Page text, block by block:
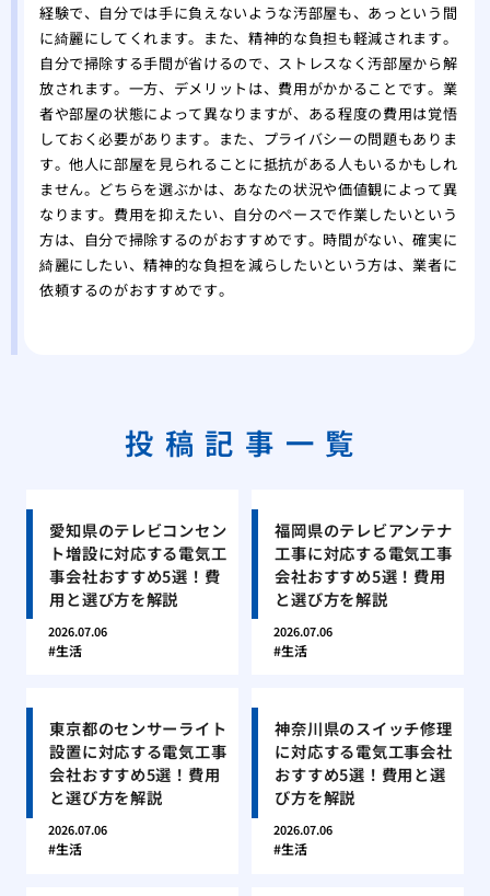
経験で、自分では手に負えないような汚部屋も、あっという間
に綺麗にしてくれます。また、精神的な負担も軽減されます。
自分で掃除する手間が省けるので、ストレスなく汚部屋から解
放されます。一方、デメリットは、費用がかかることです。業
者や部屋の状態によって異なりますが、ある程度の費用は覚悟
しておく必要があります。また、プライバシーの問題もありま
す。他人に部屋を見られることに抵抗がある人もいるかもしれ
ません。どちらを選ぶかは、あなたの状況や価値観によって異
なります。費用を抑えたい、自分のペースで作業したいという
方は、自分で掃除するのがおすすめです。時間がない、確実に
綺麗にしたい、精神的な負担を減らしたいという方は、業者に
依頼するのがおすすめです。
投稿記事一覧
愛知県のテレビコンセン
ト増設に対応する電気工
事会社おすすめ5選！費
用と選び方を解説
2026.07.06
生活
福岡県のテレビアンテナ
工事に対応する電気工事
会社おすすめ5選！費用
と選び方を解説
2026.07.06
生活
東京都のセンサーライト
設置に対応する電気工事
会社おすすめ5選！費用
と選び方を解説
2026.07.06
生活
神奈川県のスイッチ修理
に対応する電気工事会社
おすすめ5選！費用と選
び方を解説
2026.07.06
生活